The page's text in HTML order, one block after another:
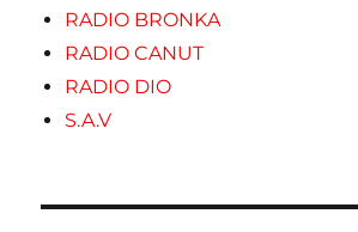
RADIO BRONKA
RADIO CANUT
RADIO DIO
S.A.V